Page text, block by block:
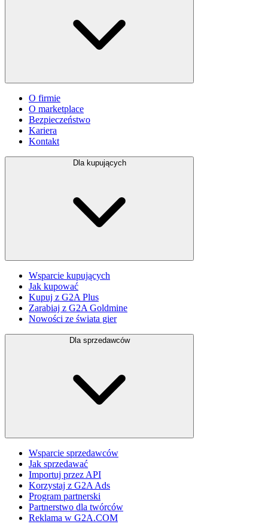
O firmie
O marketplace
Bezpieczeństwo
Kariera
Kontakt
Dla kupujących
Wsparcie kupujących
Jak kupować
Kupuj z G2A Plus
Zarabiaj z G2A Goldmine
Nowości ze świata gier
Dla sprzedawców
Wsparcie sprzedawców
Jak sprzedawać
Importuj przez API
Korzystaj z G2A Ads
Program partnerski
Partnerstwo dla twórców
Reklama w G2A.COM